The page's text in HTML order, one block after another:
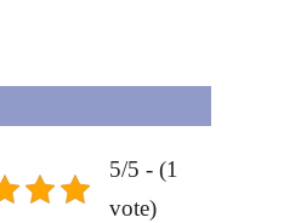
5/5 - (1
vote)